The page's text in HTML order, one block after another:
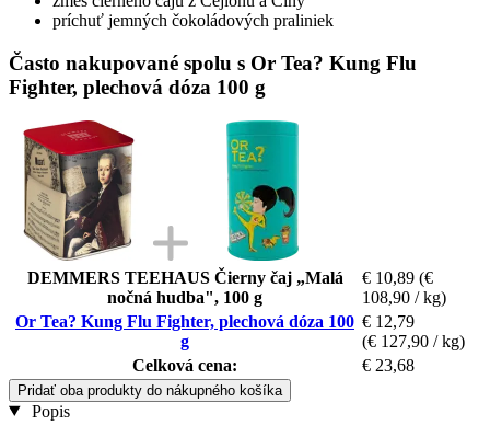
príchuť jemných čokoládových praliniek
Často nakupované spolu s Or Tea? Kung Flu
Fighter, plechová dóza 100 g
DEMMERS TEEHAUS Čierny čaj „Malá
nočná hudba", 100 g
€ 10,89 (€
108,90 / kg)
Or Tea? Kung Flu Fighter, plechová dóza 100
g
€ 12,79
(€ 127,90 / kg)
Celková cena:
€ 23,68
Pridať oba produkty do nákupného košíka
Popis